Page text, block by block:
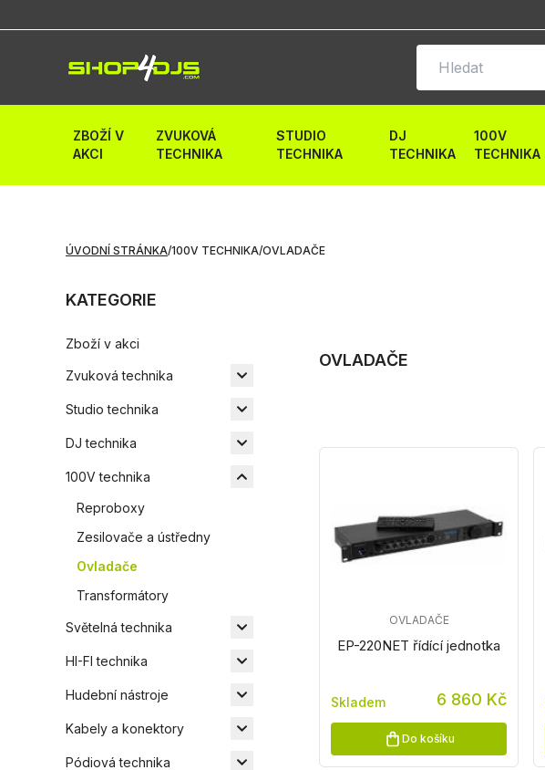
ZBOŽÍ V
AKCI
ZVUKOVÁ
TECHNIKA
STUDIO
TECHNIKA
DJ
TECHNIKA
100V
TECHNIKA
ÚVODNÍ STRÁNKA/100V TECHNIKA/OVLADAČE
KATEGORIE
Zboží v akci
Zvuková technika
Studio technika
DJ technika
100V technika
Reproboxy
Zesilovače a ústředny
Ovladače
Transformátory
Světelná technika
HI-FI technika
Hudební nástroje
Kabely a konektory
Pódiová technika
OVLADAČE
EP-220NET řídící jednotka
OVLADAČE
Skladem 6 860 Kč
Do košíku